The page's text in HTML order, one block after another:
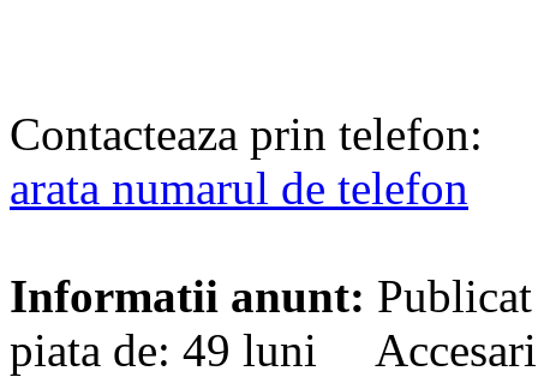
Contacteaza prin telefon:
arata numarul de telefon
Informatii anunt:
piata de: 49 luni